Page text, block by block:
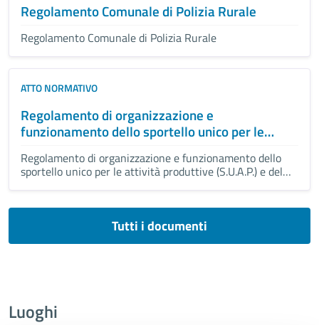
Regolamento Comunale di Polizia Rurale
Regolamento Comunale di Polizia Rurale
ATTO NORMATIVO
Regolamento di organizzazione e
funzionamento dello sportello unico per le
tariffario
Regolamento di organizzazione e funzionamento dello
sportello unico per le attività produttive (S.U.A.P.) e del
Tutti i documenti
Luoghi